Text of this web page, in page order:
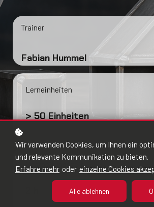
Trainer
Fabian Hummel
Lerneinheiten
> 50 Einheiten
Wir verwenden Cookies, um Ihnen ein
und relevante Kommunikation zu bieten.
Erfahre mehr oder einzelne Cookies
Alle ablehnen